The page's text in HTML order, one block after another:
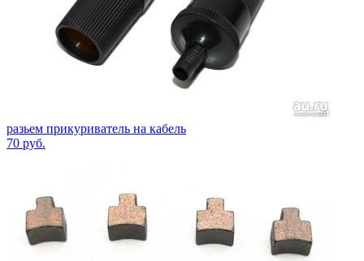
разьем прикуриватель на кабель
70 руб.